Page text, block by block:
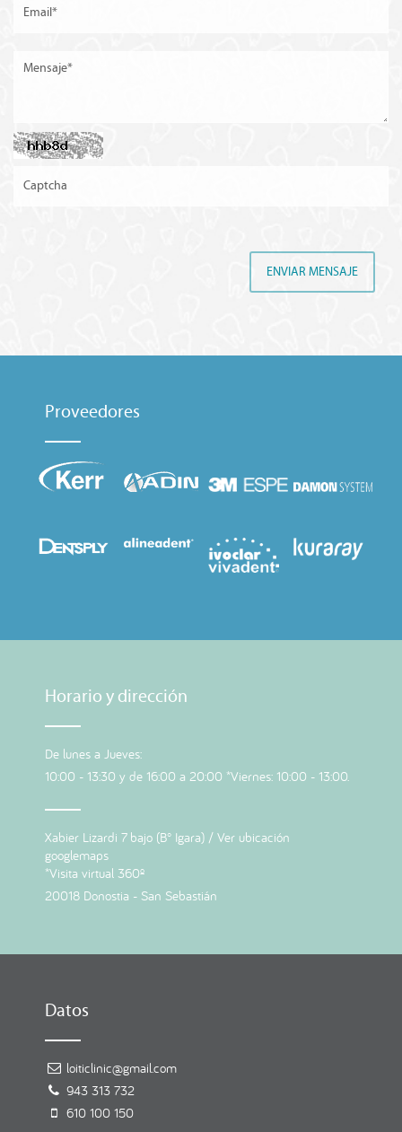
ENVIAR MENSAJE
Proveedores
Horario y dirección
De lunes a Jueves:
10:00 - 13:30 y de 16:00 a 20:00 *Viernes: 10:00 - 13:00.
Xabier Lizardi 7 bajo (B° Igara) / Ver ubicación
googlemaps
*Visita virtual 360º
20018 Donostia - San Sebastián
Datos
loiticlinic@gmail.com
943 313 732
610 100 150